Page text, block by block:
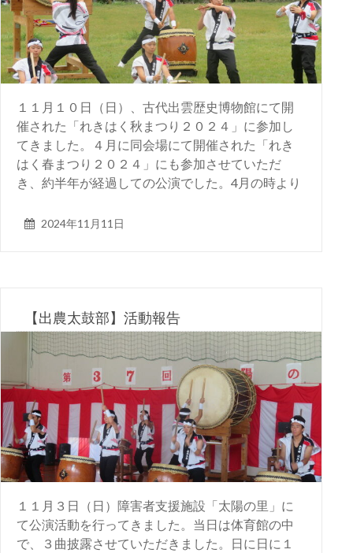
１１月１０日（日）、古代出雲歴史博物館にて開
催された「れきはく秋まつり２０２４」に参加し
てきました。４月に同会場にて開催された「れき
はく春まつり２０２４」にも参加させていただ
き、約半年が経過しての公演でした。4月の時より
2024年11月11日
【出農太鼓部】活動報告
１１月３日（日）障害者支援施設「太陽の里」に
て公演活動を行ってきました。当日は体育館の中
で、３曲披露させていただきました。日に日に１